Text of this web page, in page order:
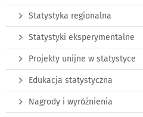
Statystyka regionalna
Statystyki eksperymentalne
Projekty unijne w statystyce
Edukacja statystyczna
Nagrody i wyróżnienia